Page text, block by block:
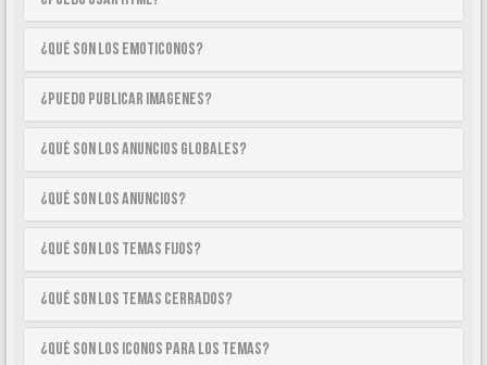
¿Qué son los emoticonos?
¿Puedo publicar imagenes?
¿Qué son los anuncios globales?
¿Qué son los anuncios?
¿Qué son los temas fijos?
¿Qué son los temas cerrados?
¿Qué son los iconos para los temas?